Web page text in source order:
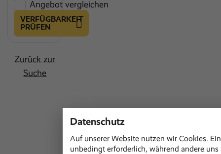
Angebot vergleichen
VERFÜGBARKEIT
PRÜFEN
Zurück zur
Suche
Datenschutz
Auf unserer Website nutzen wir Cookies.
unbedingt erforderlich, während andere uns